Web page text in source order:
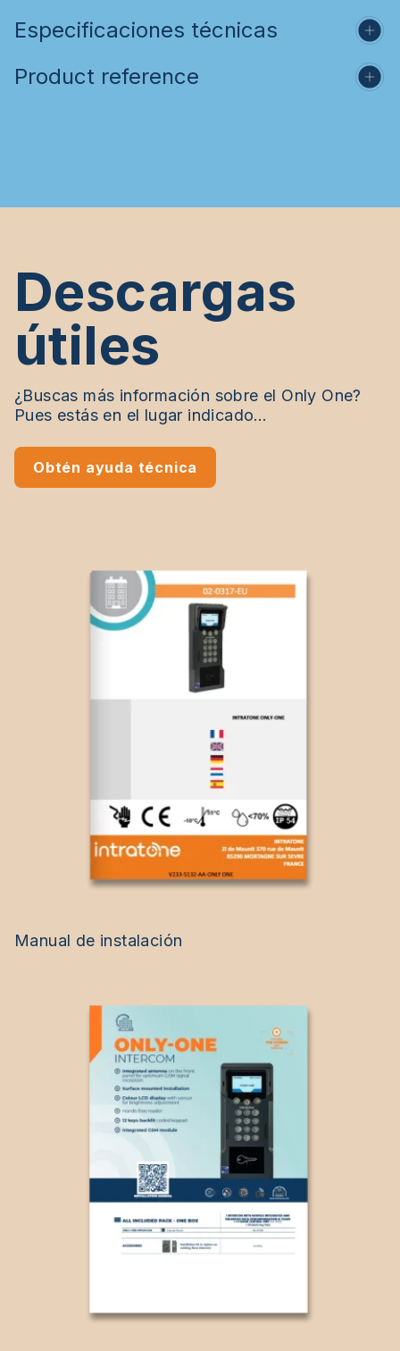
Especificaciones técnicas
Product reference
Descargas
útiles
¿Buscas más información sobre el Only One?
Pues estás en el lugar indicado…
Obtén ayuda técnica
Manual de instalación